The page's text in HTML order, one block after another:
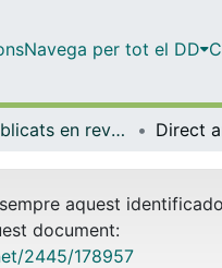
Navega per tot el DD
Articles publicats en revistes (Química Inorgànica i Orgànica)
aquest
document:
2445/178957